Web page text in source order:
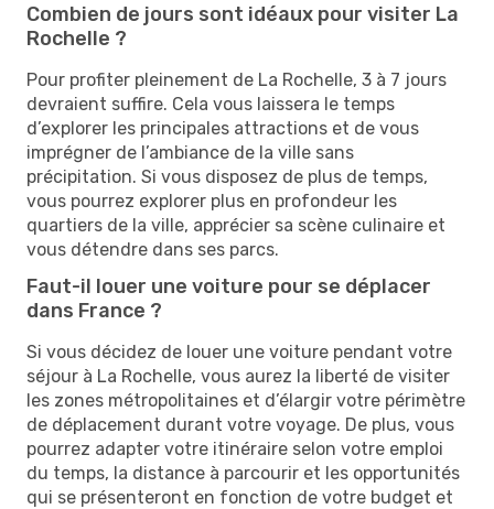
Combien de jours sont idéaux pour visiter La
Rochelle ?
Pour profiter pleinement de La Rochelle, 3 à 7 jours
devraient suffire. Cela vous laissera le temps
d’explorer les principales attractions et de vous
imprégner de l’ambiance de la ville sans
précipitation. Si vous disposez de plus de temps,
vous pourrez explorer plus en profondeur les
quartiers de la ville, apprécier sa scène culinaire et
vous détendre dans ses parcs.
Faut-il louer une voiture pour se déplacer
dans France ?
Si vous décidez de louer une voiture pendant votre
séjour à La Rochelle, vous aurez la liberté de visiter
les zones métropolitaines et d’élargir votre périmètre
de déplacement durant votre voyage. De plus, vous
pourrez adapter votre itinéraire selon votre emploi
du temps, la distance à parcourir et les opportunités
qui se présenteront en fonction de votre budget et